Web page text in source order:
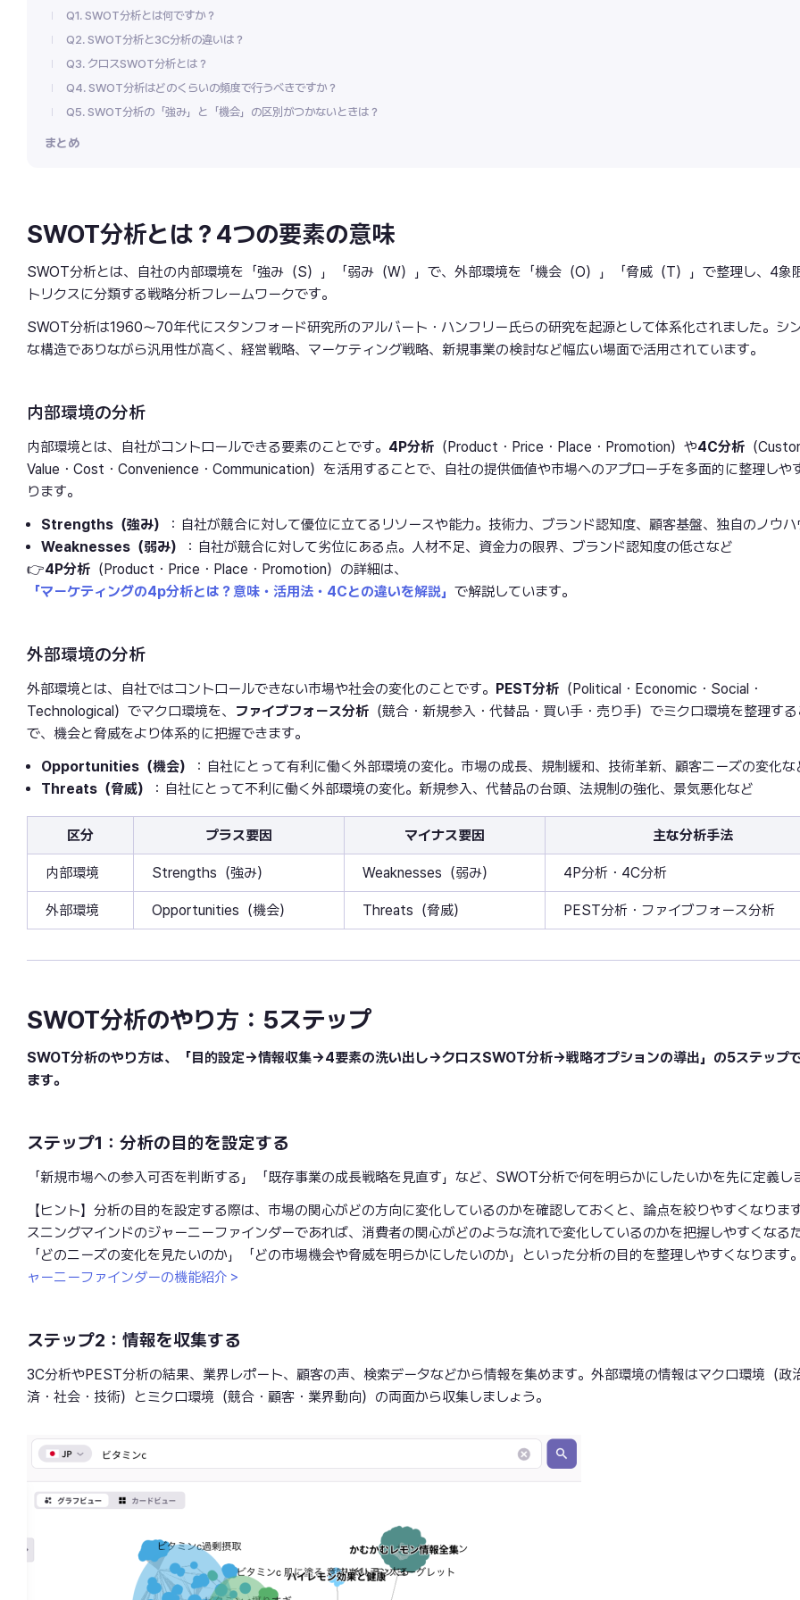
Q1. SWOT分析とは何ですか？
Q2. SWOT分析と3C分析の違いは？
Q3. クロスSWOT分析とは？
Q4. SWOT分析はどのくらいの頻度で行うべきですか？
Q5. SWOT分析の「強み」と「機会」の区別がつかないときは？
まとめ
SWOT分析とは？4つの要素の意味
SWOT分析とは、自社の内部環境を「強み（S）」「弱み（W）」で、外部環境を「機会（O）」「脅威（T）」で整理し、4象
トリクスに分類する戦略分析フレームワークです。
SWOT分析は1960〜70年代にスタンフォード研究所のアルバート・ハンフリー氏らの研究を起源として体系化されました。シ
な構造でありながら汎用性が高く、経営戦略、マーケティング戦略、新規事業の検討など幅広い場面で活用されています。
内部環境の分析
内部環境とは、自社がコントロールできる要素のことです。 4P分析 （Product・Price・Place・Promotion）や4C分析 （
Value・Cost・Convenience・Communication）を活用することで、自社の提供価値や市場へのアプローチを多面的に整理しや
ります。
Strengths（強み）
：自社が競合に対して優位に立てるリソースや能力。技術力、ブランド認知度、顧客基盤、独自のノウハ
Weaknesses（弱み）
：自社が競合に対して劣位にある点。人材不足、資金力の限界、ブランド認知度の低さなど
👉4P分析 （Product・Price・Place・Promotion）の詳細は、
「マーケティングの4p分析とは？意味・活用法・4Cとの違いを解説」 で解説しています。
外部環境の分析
外部環境とは、自社ではコントロールできない市場や社会の変化のことです。 PEST分析 （Political・Economic・Social・
Technological）でマクロ環境を、
ファイブフォース分析 （競合・新規参入・代替品・買い手・売り手）でミクロ環境を整理する
で、機会と脅威をより体系的に把握できます。
Opportunities（機会）
：自社にとって有利に働く外部環境の変化。市場の成長、規制緩和、技術革新、顧客ニーズの変化な
Threats（脅威）
：自社にとって不利に働く外部環境の変化。新規参入、代替品の台頭、法規制の強化、景気悪化など
区分 プラス要因 マイナス要因 主な分析手法
内部環境 Strengths（強み） Weaknesses（弱み） 4P分析・4C分析
外部環境 Opportunities（機会） Threats（脅威） PEST分析・ファイブフォース分析
SWOT分析のやり方：5ステップ
SWOT分析のやり方は、「目的設定→情報収集→4要素の洗い出し→クロスSWOT分析→戦略オプションの導出」の5ステップ
ます。
ステップ1：分析の目的を設定する
「新規市場への参入可否を判断する」「既存事業の成長戦略を見直す」など、SWOT分析で何を明らかにしたいかを先に定義し
【ヒント】分析の目的を設定する際は、市場の関心がどの方向に変化しているのかを確認しておくと、論点を絞りやすくなりま
スニングマインドのジャーニーファインダーであれば、消費者の関心がどのような流れで変化しているのかを把握しやすくなるた
「どのニーズの変化を見たいのか」「どの市場機会や脅威を明らかにしたいのか」といった分析の目的を整理しやすくなります。
ャーニーファインダーの機能紹介＞
ステップ2：情報を収集する
3C分析やPEST分析の結果、業界レポート、顧客の声、検索データなどから情報を集めます。外部環境の情報はマクロ環境（政
済・社会・技術）とミクロ環境（競合・顧客・業界動向）の両面から収集しましょう。